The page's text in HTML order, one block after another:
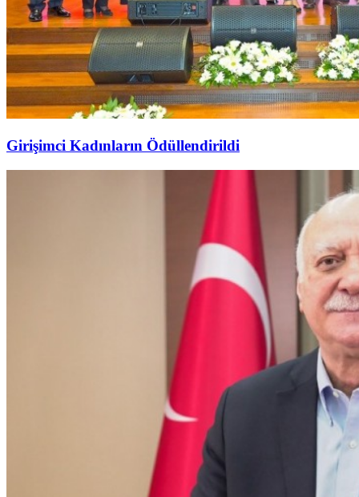
Girişimci Kadınların Ödüllendirildi